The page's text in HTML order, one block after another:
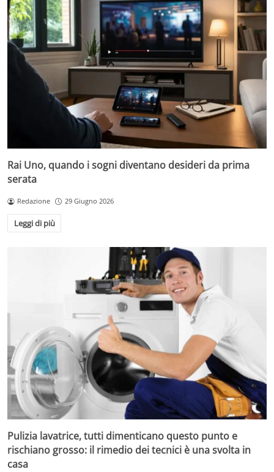
Rai Uno, quando i sogni diventano desideri da prima
serata
Redazione 29 Giugno 2026
Leggi di più
Pulizia lavatrice, tutti dimenticano questo punto e
rischiano grosso: il rimedio dei tecnici è una svolta in
casa